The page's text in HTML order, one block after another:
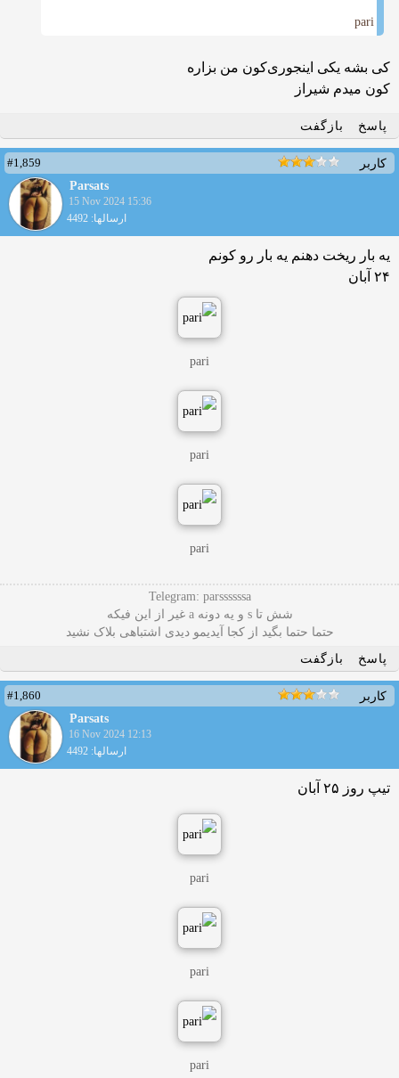
pari
کی بشه یکی اینجوری‌کون من بزاره
کون میدم شیراز
پاسخ بازگفت
کاربر
#1,859
Parsats
15 Nov 2024 15:36
ارسالها: 4492
یه بار ریخت دهنم یه بار رو کونم
۲۴ آبان
pari
pari
pari
Telegram: parssssssa
شش تا s و یه دونه a غیر از این فیکه
حتما حتما بگید از کجا آیدیمو دیدی اشتباهی بلاک نشید
پاسخ
بازگفت
کاربر
#1,860
Parsats
16 Nov 2024 12:13
ارسالها: 4492
تیپ روز ۲۵ آبان
pari
pari
pari